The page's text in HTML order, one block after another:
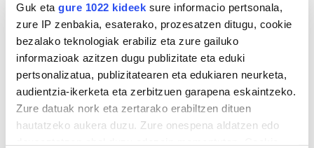
Guk eta gure 1022 kideek sure informacio pertsonala,
zure IP zenbakia, esaterako, prozesatzen ditugu, cookie
bezalako teknologiak erabiliz eta zure gailuko
informazioak azitzen dugu publizitate eta eduki
pertsonalizatua, publizitatearen eta edukiaren neurketa,
audientzia-ikerketa eta zerbitzuen garapena eskaintzeko.
Zure datuak nork eta zertarako erabiltzen dituen
hautatzeko aukera duzu. Zure onespena aldatzen edo
Azken egunetako irakurrienak
1
KASek salatu du
Udaltzaingoa haien aurka
jazartu dela